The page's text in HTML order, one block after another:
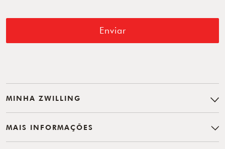
Enviar
MINHA ZWILLING
MAIS INFORMAÇÕES